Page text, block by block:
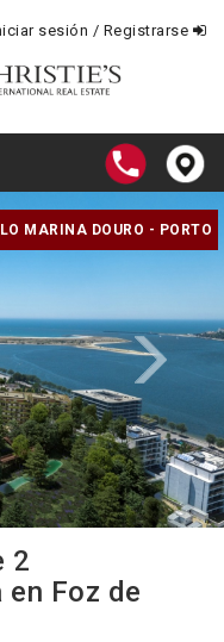
sesión / Registrarse
MARINA DOURO - PORTO
2
Foz de